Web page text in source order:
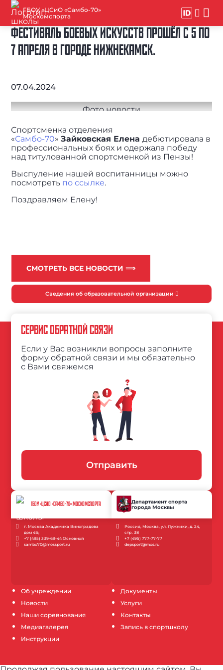
ГБОУ «ЦСиО «Самбо-70»
Москомспорта
ФЕСТИВАЛЬ БОЕВЫХ ИСКУССТВ ПРОШЁЛ С 5 ПО
7 АПРЕЛЯ В ГОРОДЕ НИЖНЕКАМСК.
07.04.2024
Спортсменка отделения
«Самбо-70»Зайковская Еленадебютировала в
профессиональных боях и одержала победу
над титулованной спортсменкой из Пензы!
Выспуление нашей воспитанницы можно
посмотреть по ссылке.
Поздравляем Елену!
СМОТРЕТЬ ВСЕ НОВОСТИ ⟹
Сведения об образовательной организации
Об учреждении
Новости
Наши соревнования
Медиагалерея
Инструкции
Документы
Услуги
Контакты
Запись в спортшколу
СЕРВИС ОБРАТНОЙ СВЯЗИ
Если у Вас возникли вопросы заполните
форму обратной связи и мы обязательно
с Вами свяжемся
Отправить
ГБОУ «ЦСИО «САМБО-70» МОСКОМСПОРТА
г. Москва Академика Виноградова
дом 4Б;
+7 (495) 339-69-44 Основной
sambo70@mossport.ru
Департамент спорта
города Москвы
Россия, Москва, ул. Лужники, д. 24,
стр. 38
+7 (495) 777-77-77
depsport@mos.ru